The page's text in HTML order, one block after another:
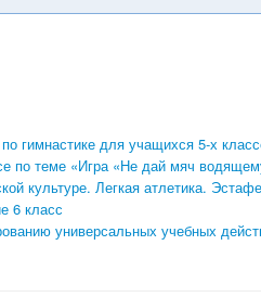
гимнастике для учащихся 5-х
по теме «Игра «Не дай мяч
культуре. Легкая атлетика.
6 класс
универсальных учебных